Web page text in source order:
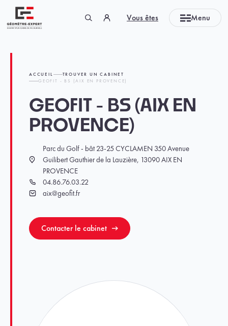
Vous êtes Menu
ACCUEIL
TROUVER UN CABINET
GEOFIT - BS (AIX EN PROVENCE)
GEOFIT - BS (AIX EN
PROVENCE)
Localisation
Parc du Golf - bât 23-25 CYCLAMEN 350 Avenue
Guilibert Gauthier de la Lauzière, 13090 AIX EN
PROVENCE
Téléphone
04.86.76.03.22
Emailaix@geofit.fr
Contacter le cabinet
Panneau de gestion des cookies